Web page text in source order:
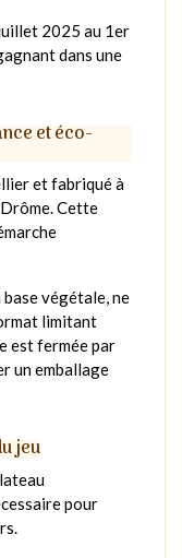
2025 au 1er
dans une
et éco-
et fabriqué à
Cette
base végétale, ne
limitant
est fermée par
un emballage
jeu
pour